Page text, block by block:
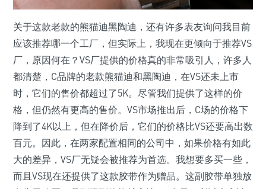
关于这款老款的熊猫迪黑陶迪，还有许多表友询问我目前
应该推荐哪一个工厂，但实际上，我现在更倾向于推荐VS
厂，原因何在？VS厂提供的价格真的非常吸引人，许多人
都清楚，C品牌的老款熊猫迪和黑陶迪，在VS还未上市
时，它们的售价都超过了5K。尽管我们提供了这样的价
格，但仍然有更高的售价。VS市场推出后，C场的价格下
降到了4K以上，但在降价后，它们的价格比VS还要高出数
百元。因此，在两家配置相同的公司中，如果价格有如此
大的差异，VS厂无疑会被推荐为首选。我想要多买一些，
而且VS现在还提供了这款胶带作为赠品。这副胶带单独放